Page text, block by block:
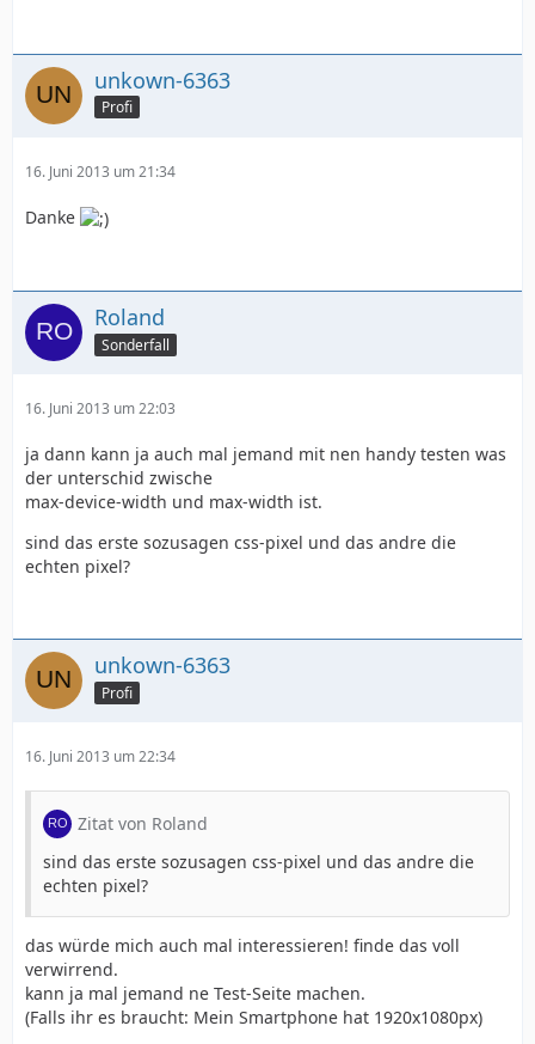
unkown-6363
Profi
16. Juni 2013 um 21:34
Danke
Roland
Sonderfall
16. Juni 2013 um 22:03
ja dann kann ja auch mal jemand mit nen handy testen was
der unterschid zwische
max-device-width und max-width ist.
sind das erste sozusagen css-pixel und das andre die
echten pixel?
unkown-6363
Profi
16. Juni 2013 um 22:34
Zitat von Roland
sind das erste sozusagen css-pixel und das andre die
echten pixel?
das würde mich auch mal interessieren! finde das voll
verwirrend.
kann ja mal jemand ne Test-Seite machen.
(Falls ihr es braucht: Mein Smartphone hat 1920x1080px)